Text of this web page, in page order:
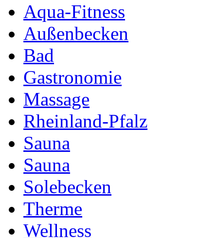
Aqua-Fitness
Außenbecken
Bad
Gastronomie
Massage
Rheinland-Pfalz
Sauna
Sauna
Solebecken
Therme
Wellness